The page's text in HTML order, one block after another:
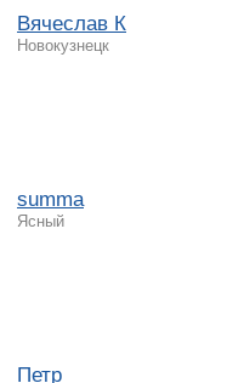
Вячеслав К
Новокузнецк
summa
Ясный
Петр